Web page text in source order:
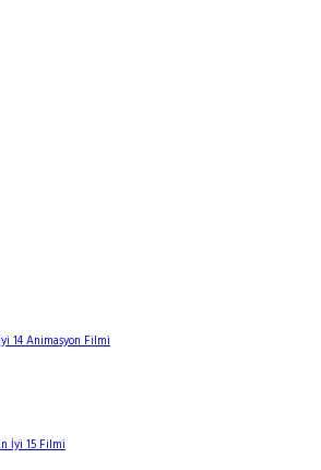
14 Animasyon Filmi
İyi 15 Filmi